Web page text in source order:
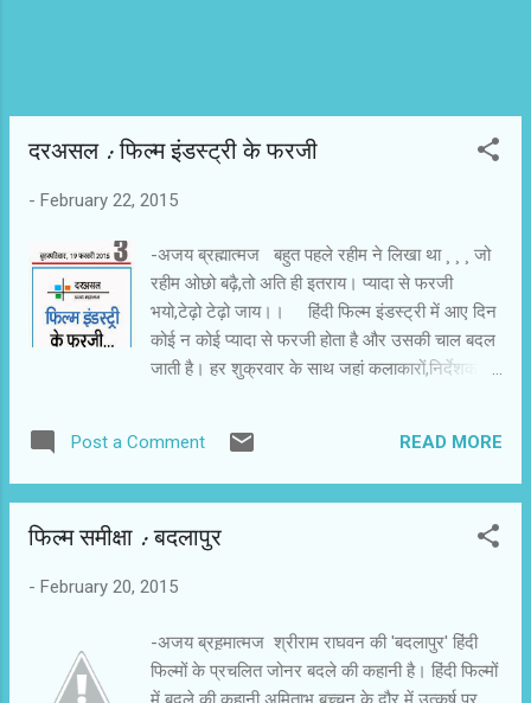
दरअसल : फिल्‍म इंडस्‍ट्री के फरजी
- February 22, 2015
-अजय ब्रह्मात्‍मज बहुत पहले रहीम ने लिखा था ¸ ¸ ¸ जो
रहीम ओछो बढ़ै,तो अति ही इतराय। प्यादा से फरजी
भयो,टेढ़ो टेढ़ो जाय।। हिंदी फिल्म इंडस्ट्री में आए दिन
कोई न कोई प्यादा से फरजी होता है और उसकी चाल बदल
जाती है। हर शुक्रवार के साथ जहां कलाकारों,निर्देशकों
फिल्मों में अपनी मेहनत से जगह बनाने मुंबई पहुंचते हैं।
उनमें से कुछ की ही मेहनत रंग लाती है। धर्मभीरू और
किस्मत से जोड़ देते हैं। अजीब सी बात है कि सफल और
नतीजा मानते हैं। सच्चाई यह है कि हिंदी फिल्म इंडस्ट्री में
सहूलियत होती है। रास्ते सुगम होते हैं। किस्मत और संयोग
तो महज कहने की बातें हैं। फिल्म इंडस्ट्री में कहा और
Post a Comment READ MORE
फिल्‍म समीक्षा : बदलापुर
- February 20, 2015
-अजय ब्रह़मात्‍मज श्रीराम राघवन की 'बदलापुर' हिंदी
फिल्मों के प्रचलित जोनर बदले की कहानी है। हिंदी फिल्मों